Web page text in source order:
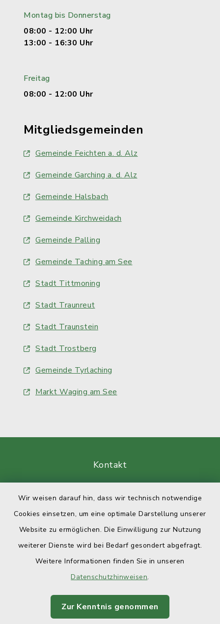
Wir weisen darauf hin, dass wir technisch notwendige
Cookies einsetzen, um eine optimale Darstellung unserer
Website zu ermöglichen. Die Einwilligung zur Nutzung
weiterer Dienste wird bei Bedarf gesondert abgefragt.
Weitere Informationen finden Sie in unseren
Datenschutzhinweisen.
Zur Kenntnis genommen
Montag bis Donnerstag
08:00 - 12:00 Uhr
13:00 - 16:30 Uhr
Freitag
08:00 - 12:00 Uhr
Mitgliedsgemeinden
Gemeinde Feichten a. d. Alz
Gemeinde Garching a. d. Alz
Gemeinde Halsbach
Gemeinde Kirchweidach
Gemeinde Palling
Gemeinde Taching am See
Stadt Tittmoning
Stadt Traunreut
Stadt Traunstein
Stadt Trostberg
Gemeinde Tyrlaching
Markt Waging am See
Kontakt
Datenschutz
Impressum
Sitemap
Cookie-Einstellungen